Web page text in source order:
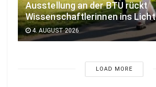
Ausstellung an der BTU rückt
Wissenschaftlerinnen ins Licht
4. AUGUST 2026
LOAD MORE